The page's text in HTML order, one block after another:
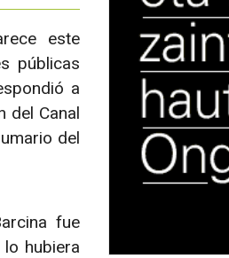
este
públicas
a
del Canal
del
fue
hubiera